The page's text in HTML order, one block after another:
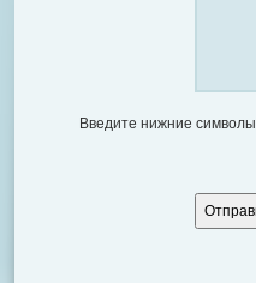
Введите нижние символы